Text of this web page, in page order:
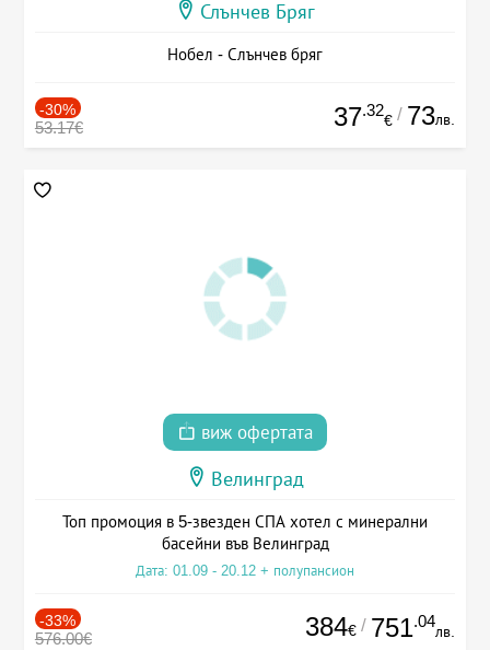
Слънчев Бряг
Нобел - Слънчев бряг
-30%
53.17€ 37.32
€ / 73лв.
виж офертата
Велинград
Топ промоция в 5-звезден СПА хотел с минерални
басейни във Велинград
Дата: 01.09 - 20.12 + полупансион
-33%
576.00€ 384€ / 751.04
лв.